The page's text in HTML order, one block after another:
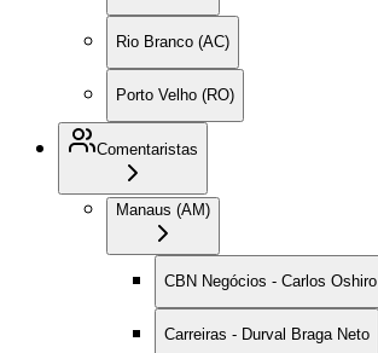
Rio Branco (AC)
Porto Velho (RO)
Comentaristas
Manaus (AM)
CBN Negócios - Carlos Oshiro
Carreiras - Durval Braga Neto